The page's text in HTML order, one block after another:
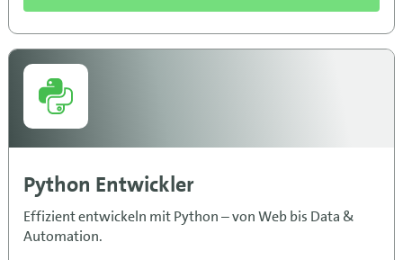
Python Entwickler
Effizient entwickeln mit Python – von Web bis Data &
Automation.